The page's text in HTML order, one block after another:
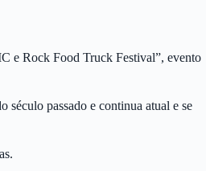
e Rock Food Truck Festival”, evento
século passado e continua atual e se